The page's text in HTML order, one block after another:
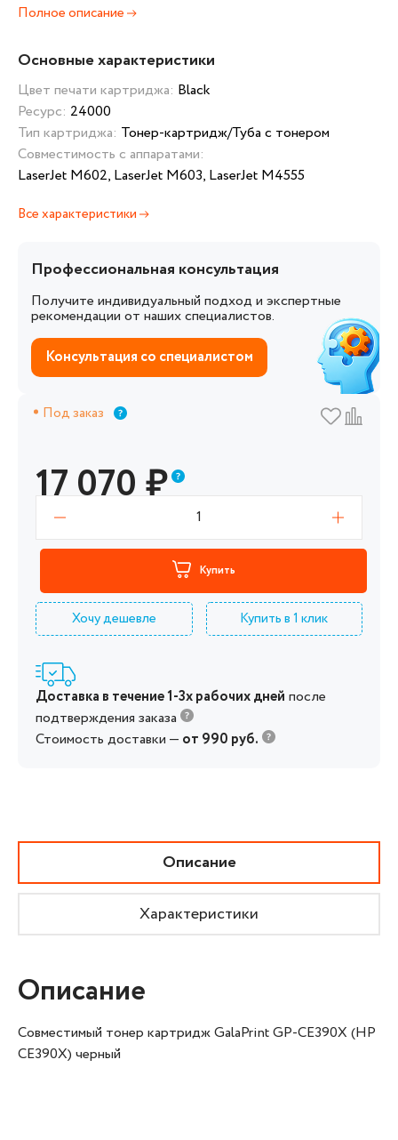
Полное описание
Основные характеристики
Цвет печати картриджа: Black
Ресурс: 24000
Тип картриджа: Тонер-картридж/Туба с тонером
Совместимость с аппаратами:
LaserJet M602, LaserJet M603, LaserJet M4555
Все характеристики
Профессиональная консультация
Получите индивидуальный подход и экспертные
рекомендации от наших специалистов.
Консультация со специалистом
Под заказ
17 070₽
1
Купить
Хочу дешевле Купить в 1 клик
Доставка в течение 1-3х рабочих дней после
подтверждения заказа
Стоимость доставки — от 990 руб.
Описание
Характеристики
Описание
Совместимый тонер картридж GalaPrint GP-CE390X (HP
CE390X) черный